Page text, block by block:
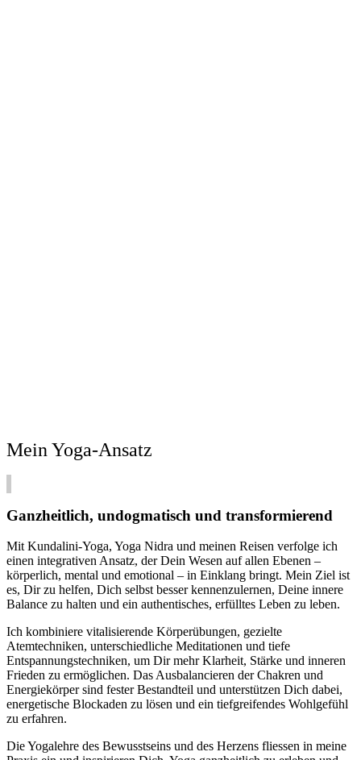
Mein Yoga-Ansatz
Ganzheitlich, undogmatisch und transformierend
Mit Kundalini-Yoga, Yoga Nidra und meinen Reisen verfolge ich
einen integrativen Ansatz, der Dein Wesen auf allen Ebenen –
körperlich, mental und emotional – in Einklang bringt. Mein Ziel ist
es, Dir zu helfen, Dich selbst besser kennenzulernen, Deine innere
Balance zu halten und ein authentisches, erfülltes Leben zu leben.
Ich kombiniere vitalisierende Körperübungen, gezielte
Atemtechniken, unterschiedliche Meditationen und tiefe
Entspannungstechniken, um Dir mehr Klarheit, Stärke und inneren
Frieden zu ermöglichen. Das Ausbalancieren der Chakren und
Energiekörper sind fester Bestandteil und unterstützen Dich dabei,
energetische Blockaden zu lösen und ein tiefgreifendes Wohlgefühl
zu erfahren.
Die Yogalehre des Bewusstseins und des Herzens fliessen in meine